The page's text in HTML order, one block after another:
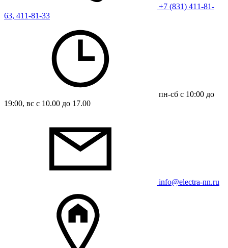
+7 (831) 411-81-
63, 411-81-33
пн-сб с 10:00 до
19:00, вс с 10.00 до 17.00
info@electra-nn.ru